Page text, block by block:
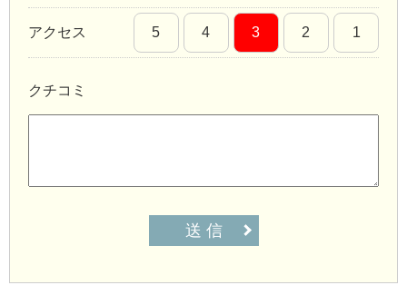
アクセス 5 4 3 2 1
クチコミ
送 信